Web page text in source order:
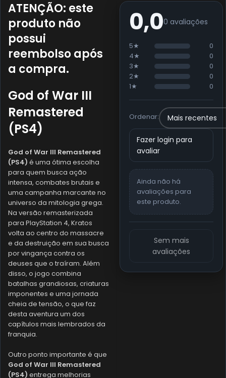
ATENÇÃO: este
produto não
possui
reembolsoapós
a compra.
God of War III
Remastered
(PS4)
God of War III Remastered
(PS4) é uma ótima escolha
para quem busca ação
intensa, combates brutais e
uma campanha marcante no
universo da mitologia grega.
Na versão remasterizada
para PlayStation 4, Kratos
volta ao centro do massacre
e da destruição em sua busca
por vingança contra os
deuses que o traíram. Além
disso, o jogo combina
batalhas grandiosas, criaturas
imponentes e uma jornada
cheia de tensão, o que faz
desta aventura um dos
capítulos mais lembrados da
franquia.
Outro ponto importante é que
God of War III Remastered
(PS4) entrega melhorias
0,00 avaliações
5★
0
4★
0
3★
0
2★
0
1★
0
Ordenar:
Fazer login para
avaliar
Ainda não há
avaliações para
este produto.
Sem mais
avaliações